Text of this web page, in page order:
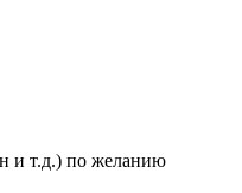
и т.д.) по желанию